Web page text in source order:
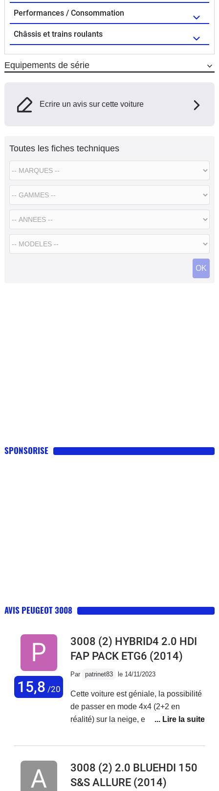
Performances / Consommation
Châssis et trains roulants
Equipements de série
Ecrire un avis sur cette voiture
Toutes les fiches techniques
SPONSORISE
AVIS PEUGEOT 3008
15,8 /20
3008 (2) HYBRID4 2.0 HDI
FAP PACK ETG6 (2014)
Par patrinet83 le 14/11/2023
Cette voiture est géniale, la possibilité
de passer en mode 4x4 (2+2 en
réalité) sur la neige, en mode sport
d'économiser du carburant dans les
route, les options, tout ça est très
bien.Par contre : les feux de
3008 (2) 2.0 BLUEHDI 150
S&S ALLURE (2014)